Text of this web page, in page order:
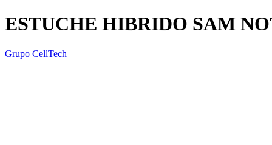
ESTUCHE HIBRIDO SAM
Grupo CellTech